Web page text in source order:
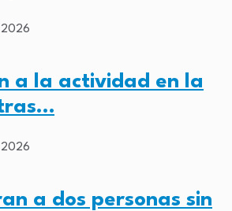
a la actividad en la
a dos personas sin